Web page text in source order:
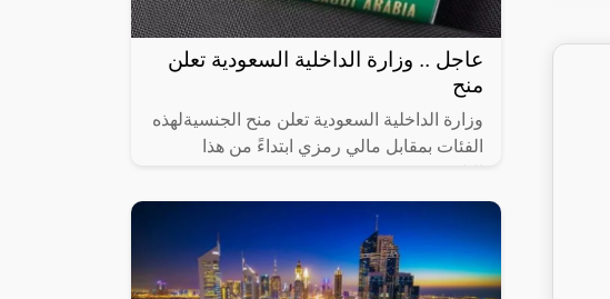
عاجل .. وزارة الداخلية السعودية تعلن
منح
وزارة الداخلية السعودية تعلن منح الجنسيةلهذه
الفئات بمقابل مالي رمزي ابتداءً من هذا